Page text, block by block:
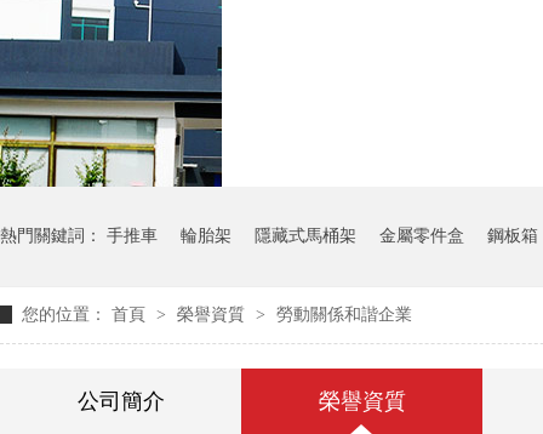
懸掛料架
氣瓶料架
熱門關鍵詞： 手推車 輪胎架 隱藏式馬桶架 金屬零件盒 鋼板箱
您的位置： 首頁 > 榮譽資質 > 勞動關係和諧企業
公司簡介 榮譽資質